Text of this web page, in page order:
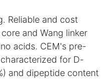
Reliable and cost
and Wang linker
acids. CEM's pre-
for D-
and dipeptide content